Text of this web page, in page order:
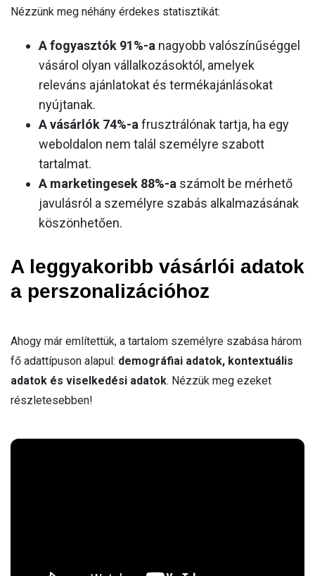
Nézzünk meg néhány érdekes statisztikát:
A fogyasztók 91%-a nagyobb valószínűséggel
vásárol olyan vállalkozásoktól, amelyek
releváns ajánlatokat és termékajánlásokat
nyújtanak.
A vásárlók 74%-a frusztrálónak tartja, ha egy
weboldalon nem talál személyre szabott
tartalmat.
A marketingesek 88%-a számolt be mérhető
javulásról a személyre szabás alkalmazásának
köszönhetően.
A leggyakoribb vásárlói adatok
a perszonalizációhoz
Ahogy már említettük, a tartalom személyre szabása három
fő adattípuson alapul: demográfiai adatok, kontextuális
adatok és viselkedési adatok. Nézzük meg ezeket
részletesebben!